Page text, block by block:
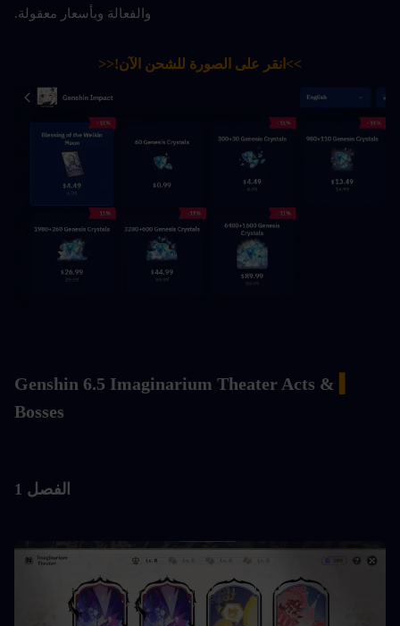
والفعالة وبأسعار معقولة.
>>انقر على الصورة للشحن الآن!<<
Genshin 6.5 Imaginarium Theater Acts &
Bosses
الفصل 1